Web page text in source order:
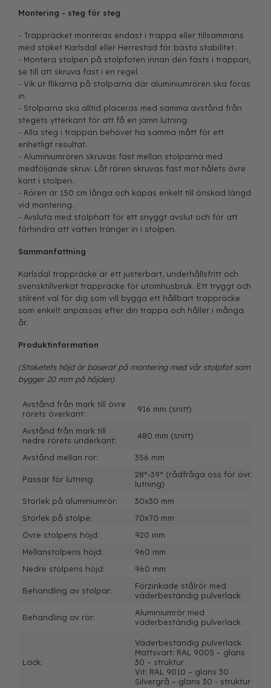
Montering - steg för steg
- Trappräcket monteras endast i trappa eller tillsammans
med staket Karlsdal eller Herrestad för bästa stabilitet.
- Montera stolpen på stolpfoten innan den fästs i trappan,
se till att skruva fast i en regel.
- Vik ut flikarna på stolparna där aluminiumrören ska föras
in.
- Stolparna ska alltid placeras med samma avstånd från
stegets ytterkant för att få en jämn lutning.
- Alla steg i trappan behöver ha samma mått för ett
enhetligt resultat.
- Aluminiumrören skruvas fast mellan stolparna med
medföljande skruv. Låt rören skruvas fast mot hålets övre
kant i stolpen.
- Rören är 150 cm långa och kapas enkelt till önskad längd
vid montering.
- Avsluta med stolphatt för ett snyggt avslut och för att
förhindra att vatten tränger in i stolpen.
Sammanfattning
Karlsdal trappräcke är ett justerbart, underhållsfritt och
svensktillverkat trappräcke för utomhusbruk. Ett tryggt och
stilrent val för dig som vill bygga ett hållbart trappräcke
som enkelt anpassas efter din trappa och håller i många
år.
Produktinformation
(Staketets höjd är baserat på montering med vår stolpfot som
bygger 20 mm på höjden)
Avstånd från mark till övre
rörets överkant:
916 mm (snitt)
Avstånd från mark till
nedre rörets underkant:
480 mm (snitt)
Avstånd mellan rör: 356 mm
Passar för lutning:
28°-39° (rådfråga oss för övr.
lutning)
Storlek på aluminiumrör:
30x30 mm
Storlek på stolpe:
70x70 mm
Övre stolpens höjd:
920 mm
Mellanstolpens höjd:
960 mm
Nedre stolpens höjd:
960 mm
Behandling av stolpar:
Förzinkade stålrör med
väderbeständig pulverlack
Behandling av rör:
Aluminiumrör med
väderbeständig pulverlack
Lack:
Väderbeständig pulverlack
Mattsvart: RAL 9005 – glans
30 – struktur
Vit: RAL 9010 – glans 30
Silvergrå – glans 30 - struktur